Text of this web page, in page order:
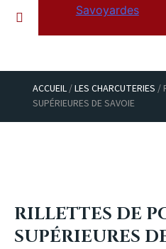
ACCUEIL/LES CHARCUTERIES /
SUPÉRIEURES DE SAVOIE
RILLETTES DE
SUPÉRIEURES